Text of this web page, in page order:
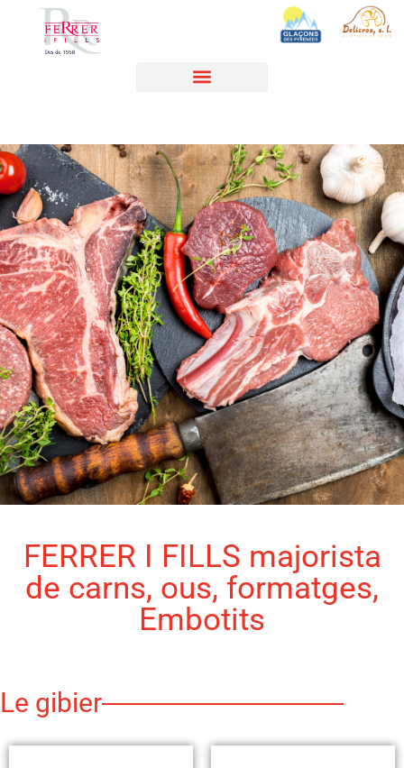
FERRER I FILLS majorista
de carns, ous, formatges,
Embotits
Le gibier